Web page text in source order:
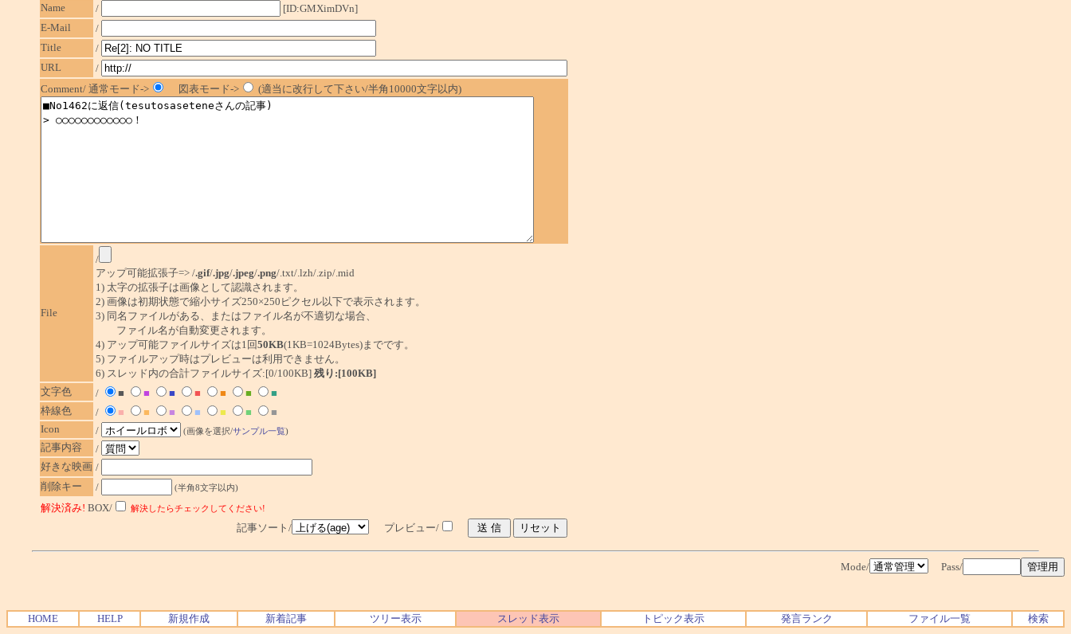
Name /
[ID:GMXimDVn]
E-Mail
/
Title
/
URL
/
Comment/ 通常モード->
図表モード-> (適当に改行して下さい/半角10000文字以内)
File
/
アップ可能拡張子=> /.gif/.jpg/.jpeg/.png/.txt/.lzh/.zip/.mid
1) 太字の拡張子は画像として認識されます。
2) 画像は初期状態で縮小サイズ250×250ピクセル以下で表示されます。
3) 同名ファイルがある、またはファイル名が不適切な場合、
ファイル名が自動変更されます。
4) アップ可能ファイルサイズは1回50KB(1KB=1024Bytes)までです。
5) ファイルアップ時はプレビューは利用できません。
6) スレッド内の合計ファイルサイズ:[0/100KB] 残り:[100KB]
文字色
/ ■ ■ ■ ■ ■ ■
■
枠線色
/ ■ ■ ■ ■ ■ ■
■
Icon
/ (画像を選択/サンプル一覧)
記事内容
/
好きな映画 /
削除キー
/ (半角8文字以内)
解決済み! BOX/ 解決したらチェックしてください!
記事ソート/ プレビュー/
Mode/ Pass/
HOME HELP 新規作成 新着記事 ツリー表示 スレッド表示 トピック表示 発言ランク ファイル一覧 検索